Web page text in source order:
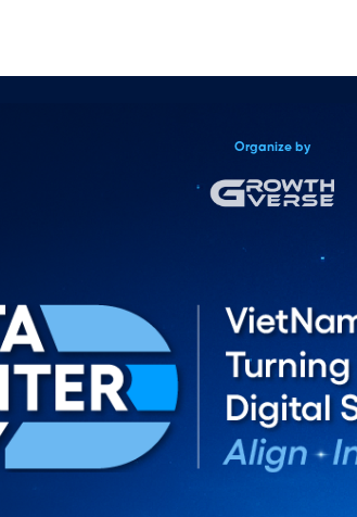
Organize by